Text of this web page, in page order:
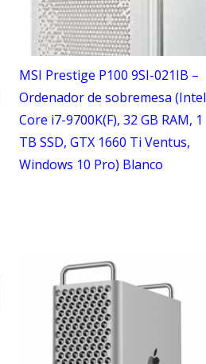
MSI Prestige P100 9SI-021IB –
Ordenador de sobremesa (Intel
Core i7-9700K(F), 32 GB RAM, 1
TB SSD, GTX 1660 Ti Ventus,
Windows 10 Pro) Blanco